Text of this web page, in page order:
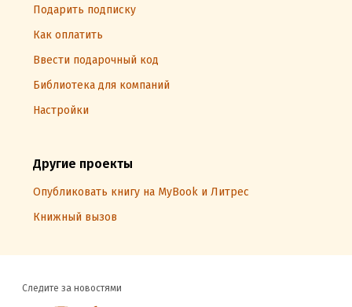
Подарить подписку
Как оплатить
Ввести подарочный код
Библиотека для компаний
Настройки
Другие проекты
Опубликовать книгу на MyBook и Литрес
Книжный вызов
Следите за новостями